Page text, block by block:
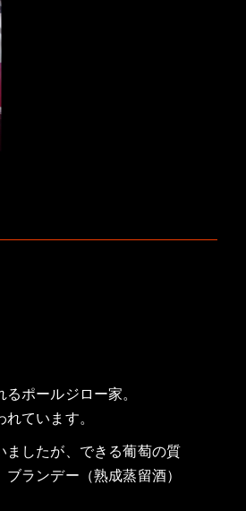
ポールジロー家。
ています。
したが、できる葡萄の質
ランデー（熟成蒸留酒）